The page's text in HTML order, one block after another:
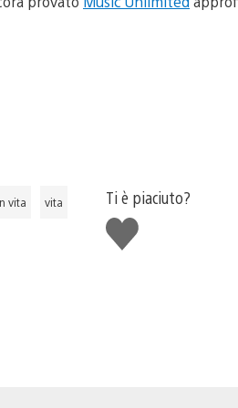
vita vita
Ti è piaciuto?
Mi
piace